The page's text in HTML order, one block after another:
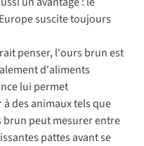
suscite toujours
penser, l'ours brun est
d'aliments
lui permet
des animaux tels que
brun peut mesurer entre
pattes avant se